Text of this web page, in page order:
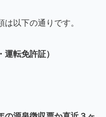
以下の通りです。
運転免許証）